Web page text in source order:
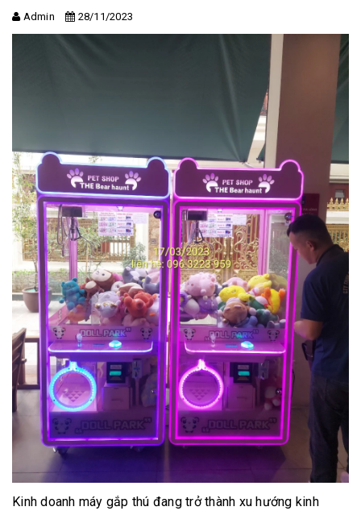
Admin 28/11/2023
Kinh doanh máy gắp thú đang trở thành xu hướng kinh